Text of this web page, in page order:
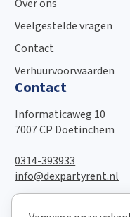
Over ons
Veelgestelde vragen
Contact
Verhuurvoorwaarden
Contact
Informaticaweg 10
7007 CP Doetinchem
0314-393933
info@dexpartyrent.nl